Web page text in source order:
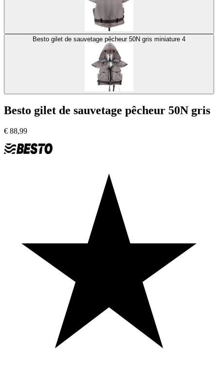
Besto gilet de sauvetage pêcheur 50N gris miniature 4
Besto gilet de sauvetage pêcheur 50N gris
€ 88,99